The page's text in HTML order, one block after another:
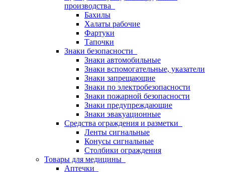
производства
Бахилы
Халаты рабочие
Фартуки
Тапочки
Знаки безопасности
Знаки автомобильные
Знаки вспомогательные, указатели
Знаки запрещающие
Знаки по электробезопасности
Знаки пожарной безопасности
Знаки предупреждающие
Знаки эвакуационные
Средства ограждения и разметки
Ленты сигнальные
Конусы сигнальные
Столбики ограждения
Товары для медицины
Аптечки